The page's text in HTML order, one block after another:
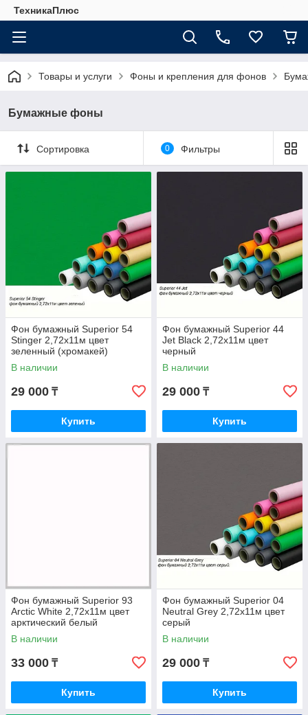
ТехникаПлюс
Товары и услуги Фоны и крепления для фонов
Бумажные фоны
Сортировка 0 Фильтры
Фон бумажный Superior 54
Stinger 2,72x11м цвет
зеленный (хромакей)
В наличии
29 000 ₸
Купить
Фон бумажный Superior 44
Jet Black 2,72x11м цвет
черный
В наличии
29 000 ₸
Купить
Фон бумажный Superior 93
Arctic White 2,72x11м цвет
арктический белый
В наличии
33 000 ₸
Купить
Фон бумажный Superior 04
Neutral Grey 2,72x11м цвет
серый
В наличии
29 000 ₸
Купить